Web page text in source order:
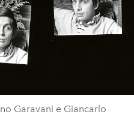
Garavani e Giancarlo